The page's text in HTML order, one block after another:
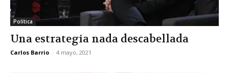
Política
Una estrategia nada descabellada
Carlos Barrio - 4 mayo, 2021